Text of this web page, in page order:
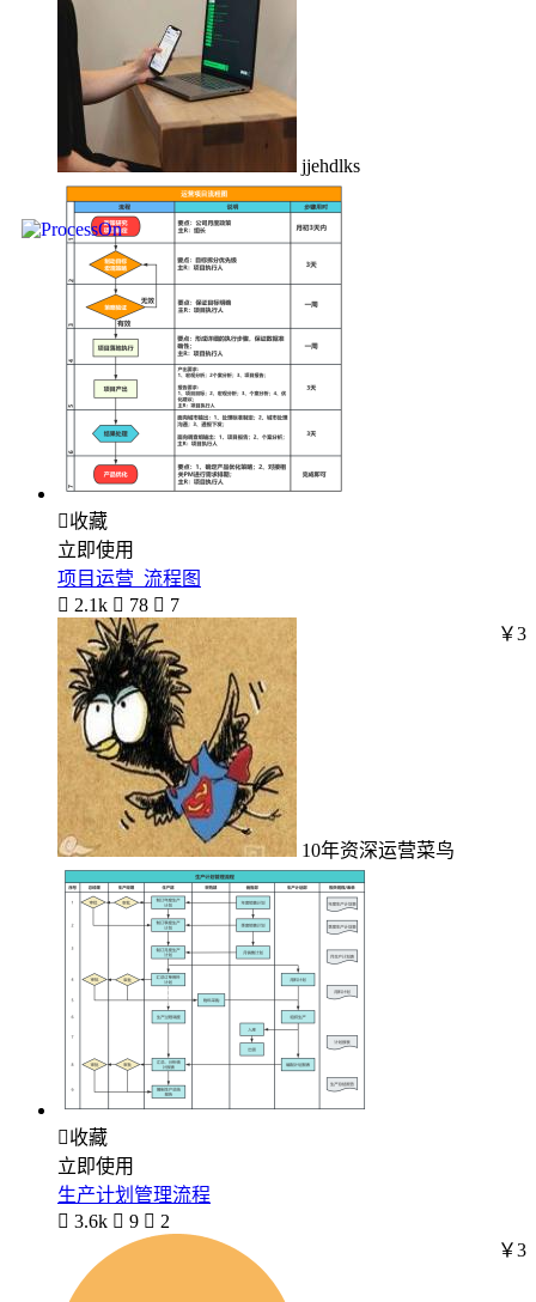
jjehdlks
收藏
立即使用
项目运营_流程图
 2.1k  78  7
10年资深运营菜鸟
￥3
收藏
立即使用
生产计划管理流程
 3.6k  9  2
￥3